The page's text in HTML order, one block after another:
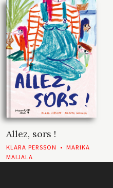
Allez, sors !
KLARA PERSSON • MARIKA
MAIJALA